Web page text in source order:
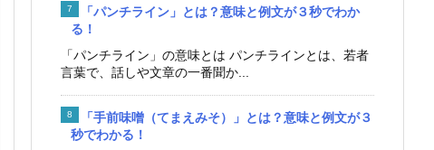
「パンチライン」とは？意味と例文が３秒でわか
る！
「パンチライン」の意味とは パンチラインとは、若者
言葉で、話しや文章の一番聞か...
「手前味噌（てまえみそ）」とは？意味と例文が３
秒でわかる！